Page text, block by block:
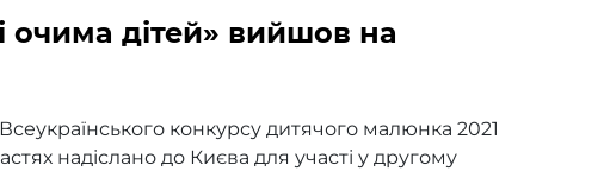
очима дітей» вийшов на
конкурсу дитячого малюнка 2021
надіслано до Києва для участі у другому